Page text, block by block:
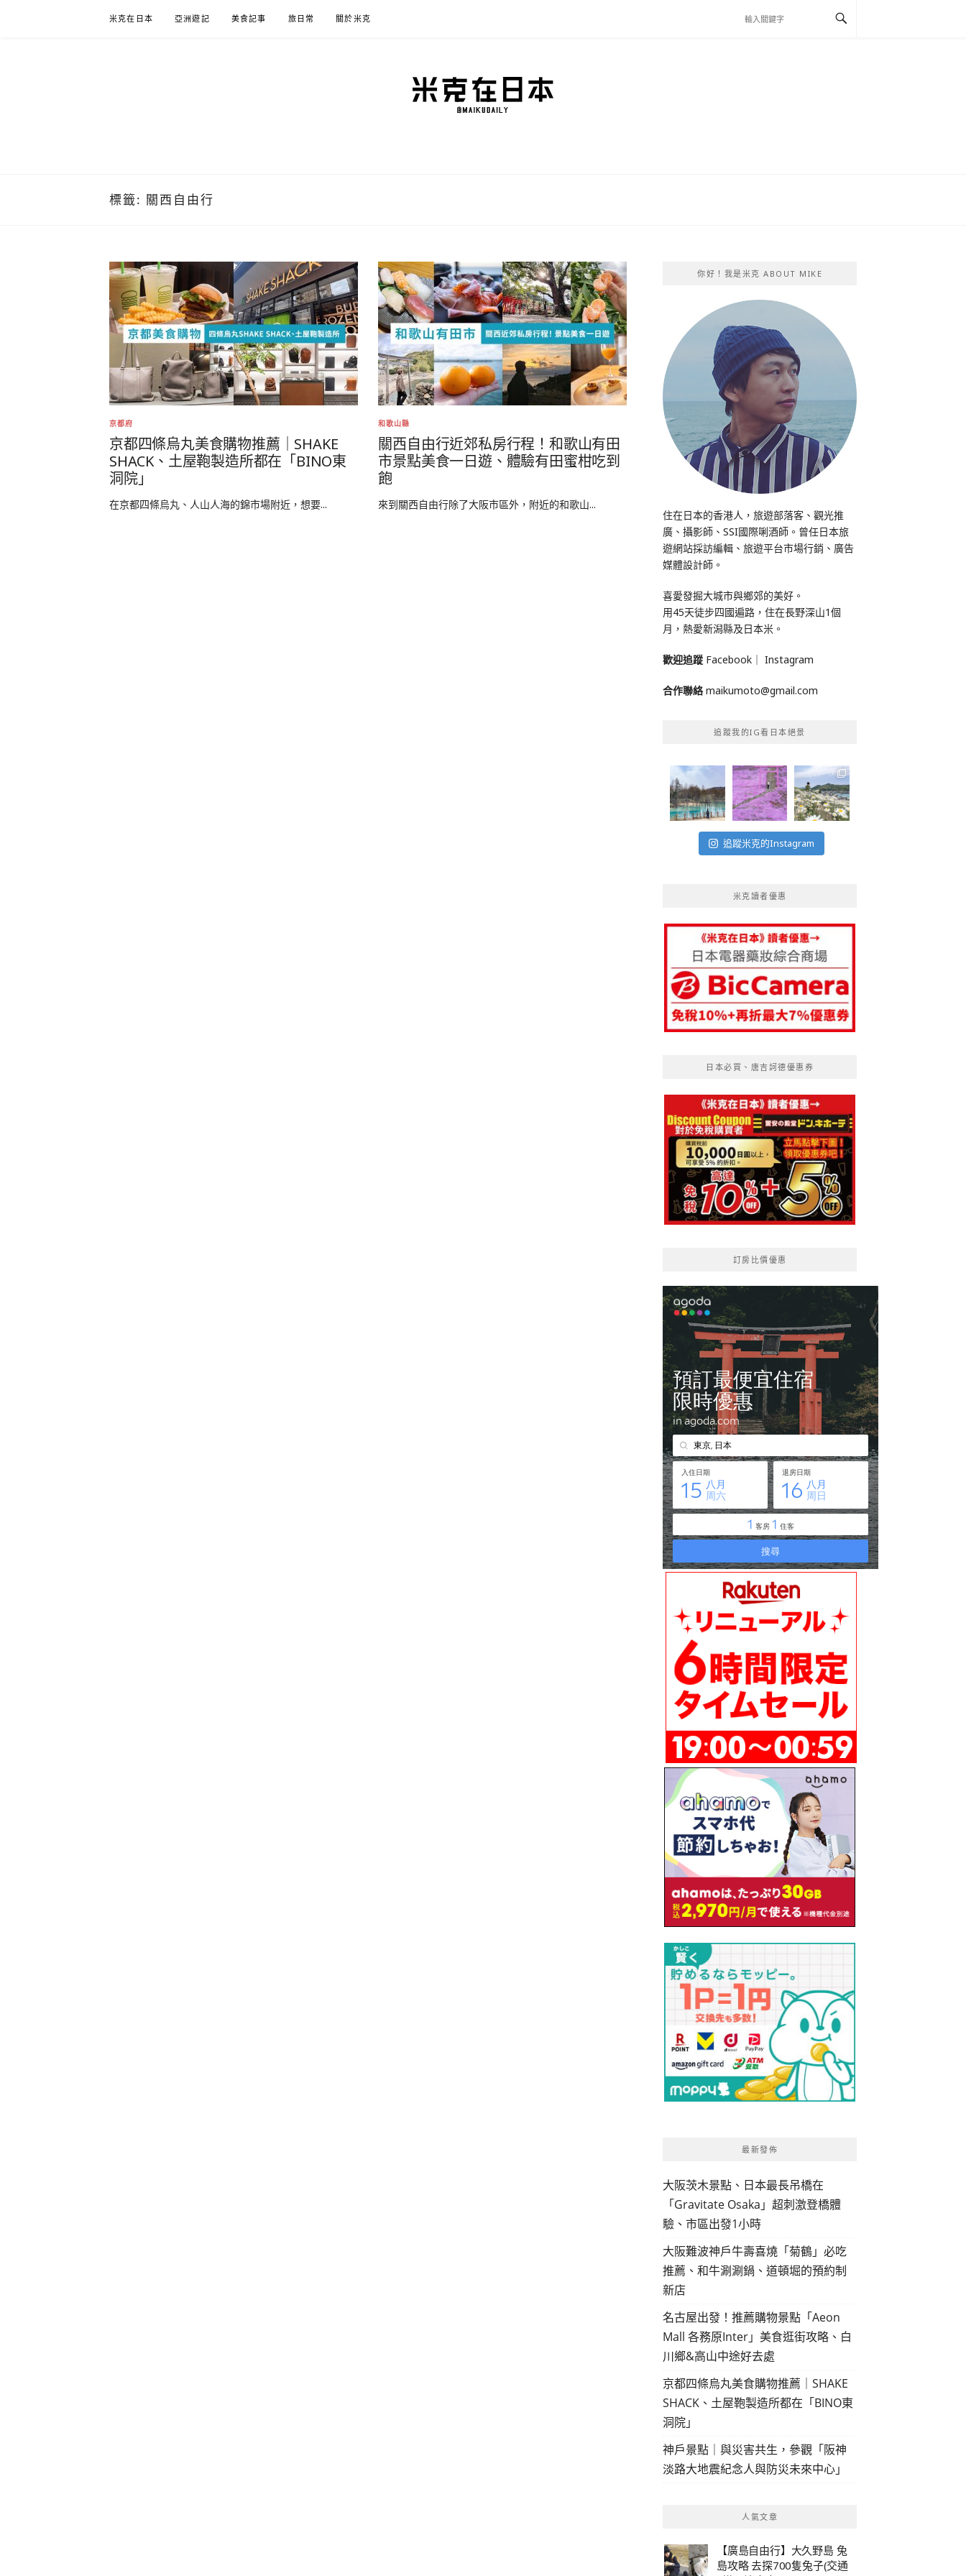
米克在日本 亞洲遊記 美食記事 旅日常 關於米克
標籤: 關西自由行
京都府
京都四條烏丸美食購物推薦｜SHAKE
SHACK、土屋鞄製造所都在「BINO東
洞院」
在京都四條烏丸、人山人海的錦市場附近，想要...
和歌山縣
關西自由行近郊私房行程！和歌山有田
市景點美食一日遊、體驗有田蜜柑吃到
飽
來到關西自由行除了大阪市區外，附近的和歌山...
你好！我是米克 ABOUT MIKE
住在日本的香港人，旅遊部落客、觀光推
廣、攝影師、SSI國際唎酒師。曾任日本旅
遊網站採訪編輯、旅遊平台市場行銷、廣告
媒體設計師。
喜愛發掘大城市與鄉郊的美好。
用45天徒步四國遍路，住在長野深山1個
月，熱愛新潟縣及日本米。
歡迎追蹤 Facebook ｜ Instagram
合作聯絡 maikumoto@gmail.com
追蹤我的IG看日本絕景
追蹤米克的Instagram
米克讀者優惠
日本必買、唐吉訶德優惠券
訂房比價優惠
最新發佈
大阪茨木景點、日本最長吊橋在
「Gravitate Osaka」超刺激登橋體
驗、市區出發1小時
大阪難波神戶牛壽喜燒「菊鶴」必吃
推薦、和牛涮涮鍋、道頓堀的預約制
新店
名古屋出發！推薦購物景點「Aeon
Mall 各務原Inter」美食逛街攻略、白
川鄉&高山中途好去處
京都四條烏丸美食購物推薦｜SHAKE
SHACK、土屋鞄製造所都在「BINO東
洞院」
神戶景點｜與災害共生，參觀「阪神
淡路大地震紀念人與防災未來中心」
人氣文章
【廣島自由行】大久野島 兔
島攻略 去探700隻兔子(交通